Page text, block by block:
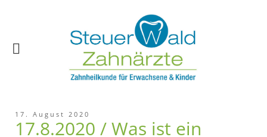
17. August 2020
17.8.2020 / Was ist ein